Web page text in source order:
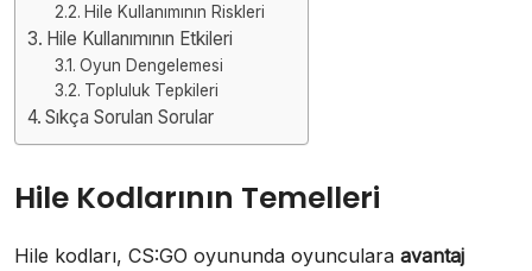
Hile Kullanımının Riskleri
Hile Kullanımının Etkileri
Oyun Dengelemesi
Topluluk Tepkileri
Sıkça Sorulan Sorular
Hile Kodlarının Temelleri
Hile kodları, CS:GO oyununda oyunculara avantaj